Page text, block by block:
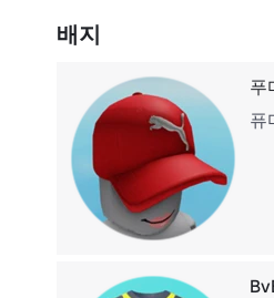
배지
푸
퓨